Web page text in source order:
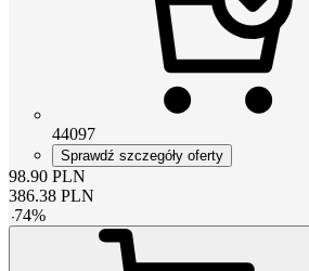
44097
Sprawdź szczegóły oferty
98.90 PLN
386.38 PLN
-74%